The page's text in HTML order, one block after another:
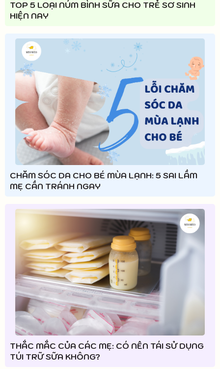
TOP 5 LOẠI NÚM BÌNH SỮA CHO TRẺ SƠ SINH
HIỆN NAY
CHĂM SÓC DA CHO BÉ MÙA LẠNH: 5 SAI LẦM
MẸ CẦN TRÁNH NGAY
THẮC MẮC CỦA CÁC MẸ: CÓ NÊN TÁI SỬ DỤNG
TÚI TRỮ SỮA KHÔNG?